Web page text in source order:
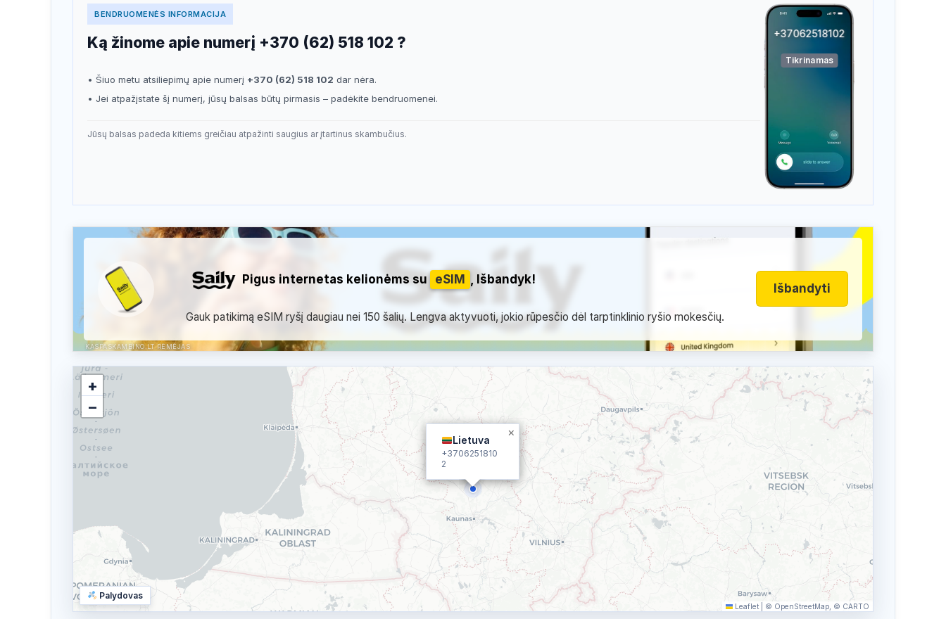
BENDRUOMENĖS INFORMACIJA
Ką žinome apie numerį +370 (62) 518 102 ?
• Šiuo metu atsiliepimų apie numerį +370 (62) 518 102 dar nėra.
• Jei atpažįstate šį numerį, jūsų balsas būtų pirmasis – padėkite bendruomenei.
Jūsų balsas padeda kitiems greičiau atpažinti saugius ar įtartinus skambučius.
+37062518102
Tikrinamas
KASPASKAMBINO.LT RĖMĖJAS
Pigus internetas kelionėms su eSIM , Išbandyk!
Gauk patikimą eSIM ryšį daugiau nei 150 šalių. Lengva aktyvuoti, jokio rūpesčio dėl tarptinklinio ryšio mokesčių.
Išbandyti
Lietuva
+3706251810
2
×
+
−
Leaflet © OpenStreetMap, © CARTO
Palydovas